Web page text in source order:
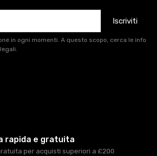
Iscriviti
in ogni momenti. A questo scopo, cerca le info
rapida e gratuita
per acquisti superiori a £200